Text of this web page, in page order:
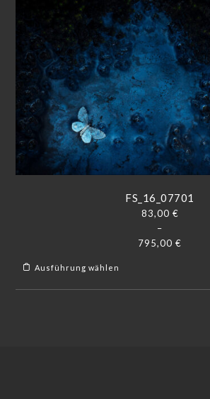
FS_16_07701
83,00 €
–
795,00 €
Ausführung wählen